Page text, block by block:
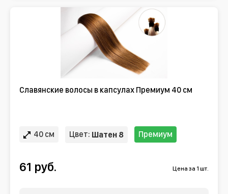
Славянские волосы в капсулах Премиум 40 см
40 см Цвет: Шатен 8 Премиум
61 руб. Цена за 1 шт.